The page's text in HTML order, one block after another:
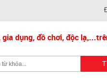
dụng, đồ chơi, độc